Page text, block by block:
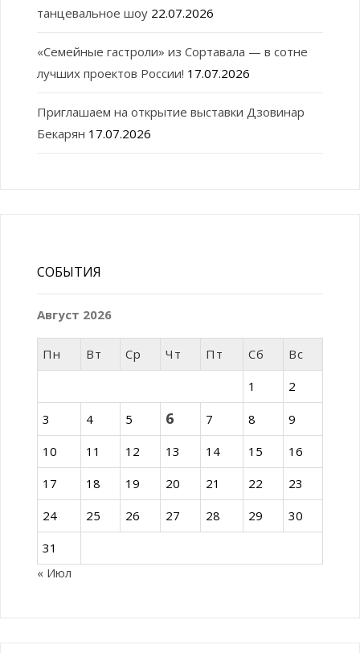
танцевальное шоу 22.07.2026
«Семейные гастроли» из Сортавала — в сотне
лучших проектов России! 17.07.2026
Приглашаем на открытие выставки Дзовинар
Бекарян 17.07.2026
СОБЫТИЯ
Август 2026
Пн Вт Ср Чт Пт Сб
Вс
1
2
3 4 5 6 7 8
9
10
11 12 13 14 15
16
17
18 19 20 21 22
23
24
25 26 27 28 29
30
31
« Июл